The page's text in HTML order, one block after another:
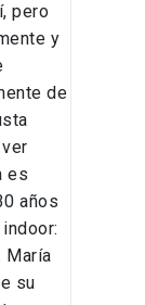
pero
y
de
es
años
María
su